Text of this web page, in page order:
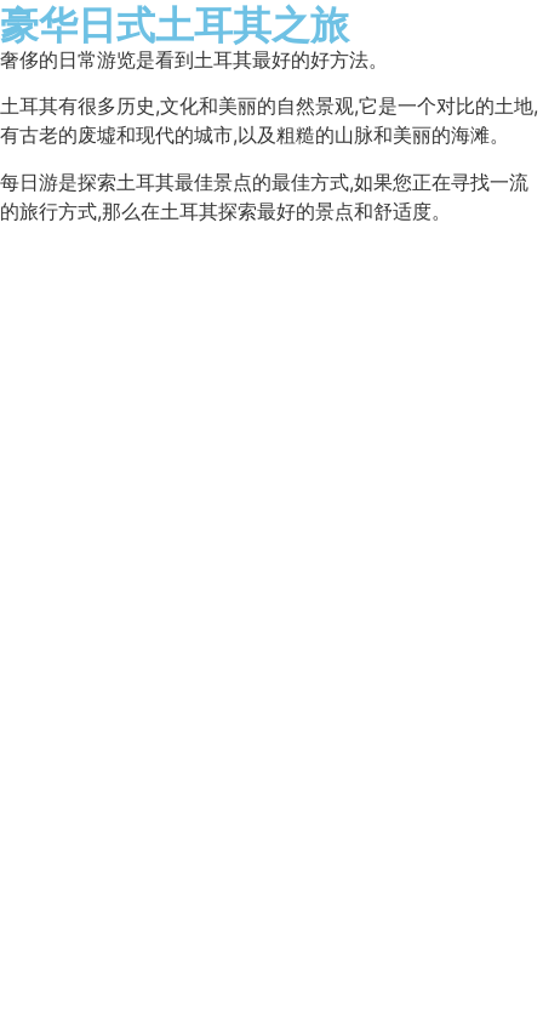
豪华日式土耳其之旅
奢侈的日常游览是看到土耳其最好的好方法。
土耳其有很多历史,文化和美丽的自然景观,它是一个对比的土地,
有古老的废墟和现代的城市,以及粗糙的山脉和美丽的海滩。
每日游是探索土耳其最佳景点的最佳方式,如果您正在寻找一流
的旅行方式,那么在土耳其探索最好的景点和舒适度。